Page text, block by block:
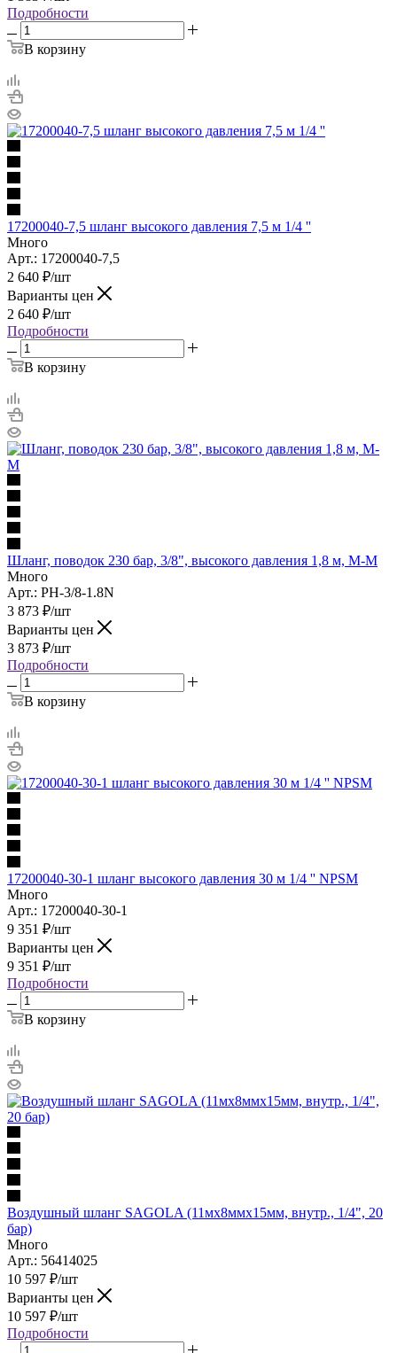
Подробности
В корзину
17200040-7,5 шланг высокого давления 7,5 м 1/4 ''
Много
Арт.: 17200040-7,5
2 640 ₽/шт
Варианты цен
2 640 ₽/шт
Подробности
В корзину
Шланг, поводок 230 бар, 3/8", высокого давления 1,8 м, М-М
Много
Арт.: PH-3/8-1.8N
3 873 ₽/шт
Варианты цен
3 873 ₽/шт
Подробности
В корзину
17200040-30-1 шланг высокого давления 30 м 1/4 '' NPSM
Много
Арт.: 17200040-30-1
9 351 ₽/шт
Варианты цен
9 351 ₽/шт
Подробности
В корзину
Воздушный шланг SAGOLA (11мх8ммх15мм, внутр., 1/4", 20
бар)
Много
Арт.: 56414025
10 597 ₽/шт
Варианты цен
10 597 ₽/шт
Подробности